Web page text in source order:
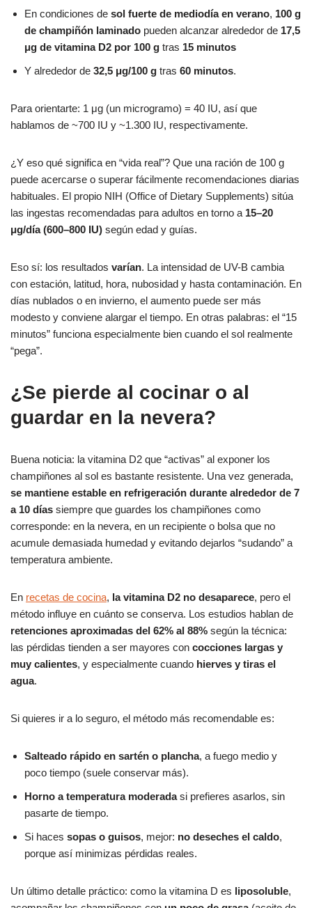
En condiciones de sol fuerte de mediodía en verano, 100 g
de champiñón laminado pueden alcanzar alrededor de 17,5
μg de vitamina D2 por 100 g tras 15 minutos
Y alrededor de 32,5 μg/100 g tras 60 minutos.
Para orientarte: 1 μg (un microgramo) = 40 IU, así que
hablamos de ~700 IU y ~1.300 IU, respectivamente.
¿Y eso qué significa en “vida real”? Que una ración de 100 g
puede acercarse o superar fácilmente recomendaciones diarias
habituales. El propio NIH (Office of Dietary Supplements) sitúa
las ingestas recomendadas para adultos en torno a 15–20
μg/día (600–800 IU) según edad y guías.
Eso sí: los resultados varían. La intensidad de UV-B cambia
con estación, latitud, hora, nubosidad y hasta contaminación. En
días nublados o en invierno, el aumento puede ser más
modesto y conviene alargar el tiempo. En otras palabras: el “15
minutos” funciona especialmente bien cuando el sol realmente
“pega”.
¿Se pierde al cocinar o al
guardar en la nevera?
Buena noticia: la vitamina D2 que “activas” al exponer los
champiñones al sol es bastante resistente. Una vez generada,
se mantiene estable en refrigeración durante alrededor de 7
a 10 días siempre que guardes los champiñones como
corresponde: en la nevera, en un recipiente o bolsa que no
acumule demasiada humedad y evitando dejarlos “sudando” a
temperatura ambiente.
En recetas de cocina, la vitamina D2 no desaparece, pero el
método influye en cuánto se conserva. Los estudios hablan de
retenciones aproximadas del 62% al 88% según la técnica:
las pérdidas tienden a ser mayores con cocciones largas y
muy calientes, y especialmente cuando hierves y tiras el
agua.
Si quieres ir a lo seguro, el método más recomendable es:
Salteado rápido en sartén o plancha, a fuego medio y
poco tiempo (suele conservar más).
Horno a temperatura moderadasi prefieres asarlos, sin
pasarte de tiempo.
Si haces sopas o guisos, mejor: no deseches el caldo,
porque así minimizas pérdidas reales.
Un último detalle práctico: como la vitamina D es liposoluble,